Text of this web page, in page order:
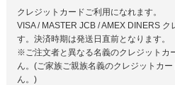
クレジットカードご利用になれます。
VISA / MASTER JCB / AMEX DINERS
す。決済時期は発送日直前となります。
※ご注文者と異なる名義のクレジットカ
ん。(ご家族ご親族名義のクレジットカ
ん。)